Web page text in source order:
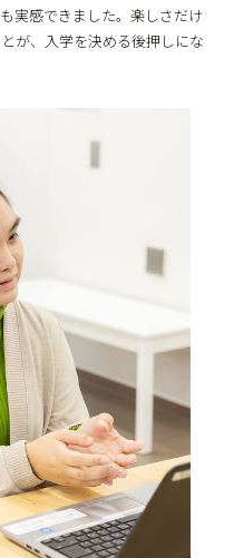
実感できました。楽しさだけ
が、入学を決める後押しにな